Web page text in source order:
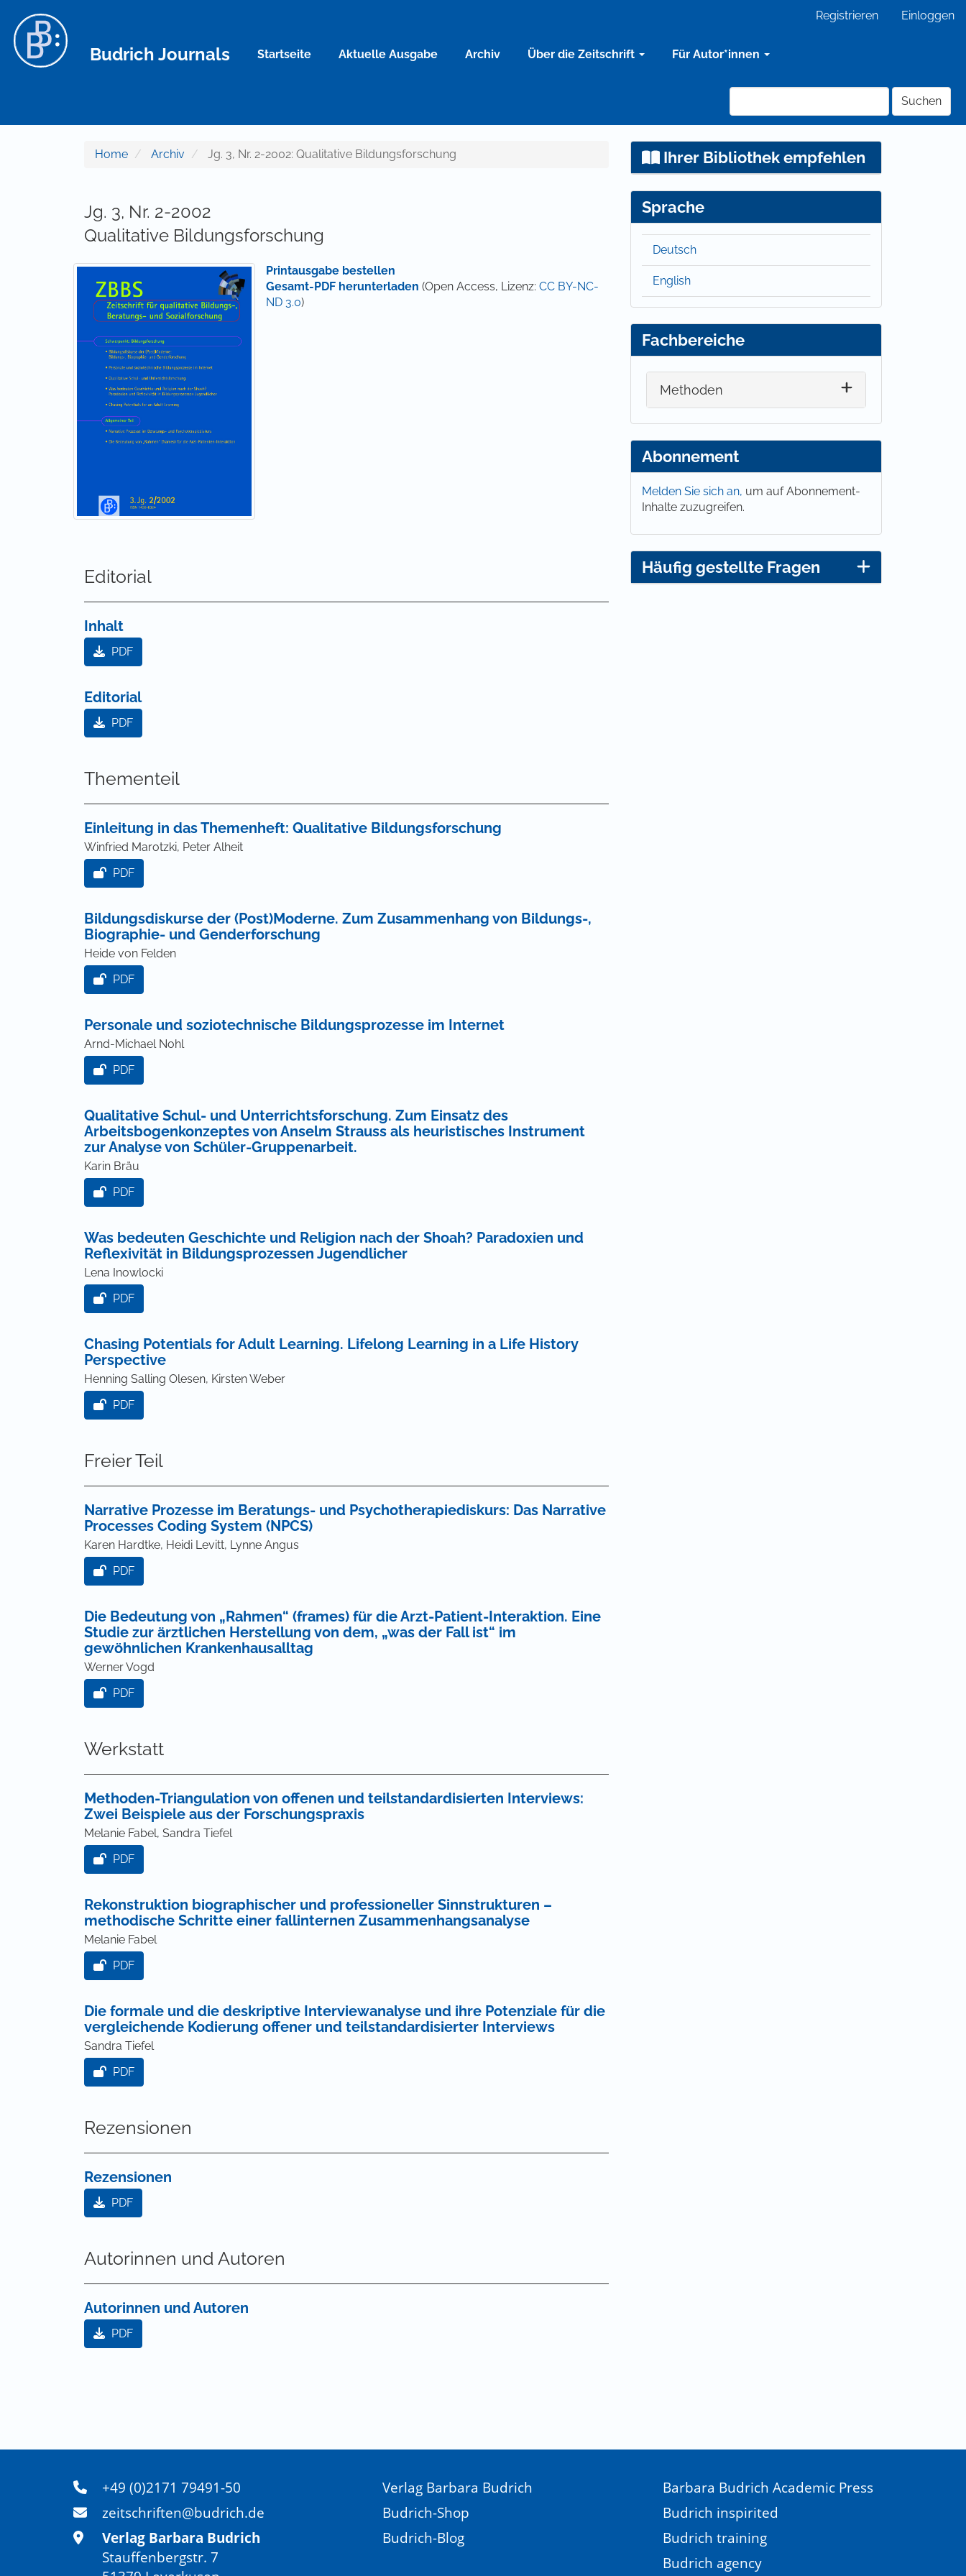
Hauptinhalt
Sidebar
Registrieren Einloggen
Budrich Journals Startseite Aktuelle Ausgabe Archiv Über die Zeitschrift Für Autor*innen
Suchen
Home Archiv Jg. 3, Nr. 2-2002: Qualitative Bildungsforschung
Jg. 3, Nr. 2-2002
Qualitative Bildungsforschung
Printausgabe bestellen
Gesamt-PDF herunterladen (Open Access, Lizenz:CC BY-NC-
ND 3.0)
Editorial
Inhalt
PDF
Editorial
PDF
Thementeil
Einleitung in das Themenheft: Qualitative Bildungsforschung
Winfried Marotzki, Peter Alheit
PDF
Bildungsdiskurse der (Post)Moderne. Zum Zusammenhang von Bildungs-,
Biographie- und Genderforschung
Heide von Felden
PDF
Personale und soziotechnische Bildungsprozesse im Internet
Arnd-Michael Nohl
PDF
Qualitative Schul- und Unterrichtsforschung. Zum Einsatz des
Arbeitsbogenkonzeptes von Anselm Strauss als heuristisches Instrument
zur Analyse von Schüler-Gruppenarbeit.
Karin Bräu
PDF
Was bedeuten Geschichte und Religion nach der Shoah? Paradoxien und
Reflexivität in Bildungsprozessen Jugendlicher
Lena Inowlocki
PDF
Chasing Potentials for Adult Learning. Lifelong Learning in a Life History
Perspective
Henning Salling Olesen, Kirsten Weber
PDF
Freier Teil
Narrative Prozesse im Beratungs- und Psychotherapiediskurs: Das Narrative
Processes Coding System (NPCS)
Karen Hardtke, Heidi Levitt, Lynne Angus
PDF
Die Bedeutung von „Rahmen“ (frames) für die Arzt-Patient-Interaktion. Eine
Studie zur ärztlichen Herstellung von dem, „was der Fall ist“ im
gewöhnlichen Krankenhausalltag
Werner Vogd
PDF
Werkstatt
Methoden-Triangulation von offenen und teilstandardisierten Interviews:
Zwei Beispiele aus der Forschungspraxis
Melanie Fabel, Sandra Tiefel
PDF
Rekonstruktion biographischer und professioneller Sinnstrukturen –
methodische Schritte einer fallinternen Zusammenhangsanalyse
Melanie Fabel
PDF
Die formale und die deskriptive Interviewanalyse und ihre Potenziale für die
vergleichende Kodierung offener und teilstandardisierter Interviews
Sandra Tiefel
PDF
Rezensionen
Rezensionen
PDF
Autorinnen und Autoren
Autorinnen und Autoren
PDF
Ihrer Bibliothek empfehlen
Sprache
Deutsch
English
Fachbereiche
Methoden
Abonnement
Melden Sie sich an, um auf Abonnement-
Inhalte zuzugreifen.
Häufig gestellte Fragen
+49 (0)2171 79491-50
zeitschriften@budrich.de
Verlag Barbara Budrich
Stauffenbergstr. 7
Verlag Barbara Budrich
Budrich-Shop
Budrich-Blog
Barbara Budrich Academic Press
Budrich inspirited
Budrich training
Budrich agency